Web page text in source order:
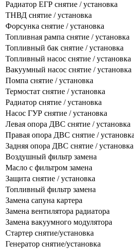
Радиатор ЕГР снятие / установка
ТНВД снятие / установка
Форсунка снятие / установка
Топливная рампа снятие / установка
Топливный бак снятие / установка
Топливный насос снятие / установка
Вакуумный насос снятие / установка
Помпа снятие / установка
Термостат снятие / установка
Радиатор снятие / установка
Насос ГУР снятие / установка
Левая опора ДВС снятие / установка
Правая опора ДВС снятие / установка
Задняя опора ДВС снятие / установка
Воздушный фильтр замена
Масло с фильтром замена
Защита снятие / установка
Топливный фильтр замена
Замена сапуна картера
Замена вентилятора радиатора
Замена вакуумного модулятора
Стартер снятие/установка
Генератор снятие/установка